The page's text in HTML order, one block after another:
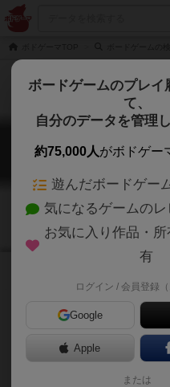
伝説のオブシ
LEGEND
ボードゲームのプレイ
て、
自分のデータを管理
約75,000人がボドゲー
遊んだボードゲー
気になるゲームの
お気に入り作品・
有
ログイン / 会員登録（
Google
Apple
または